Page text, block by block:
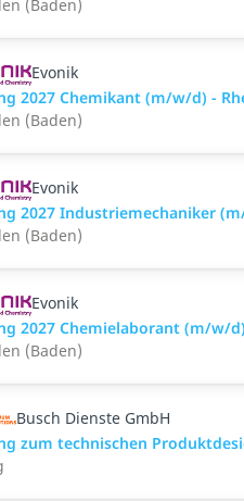
(Baden)
Evonik
2027 Chemikant (m/w/d) -
(Baden)
Evonik
2027 Industriemechaniker
(Baden)
Evonik
2027 Chemielaborant (m/w/
(Baden)
Busch Dienste GmbH
zum technischen